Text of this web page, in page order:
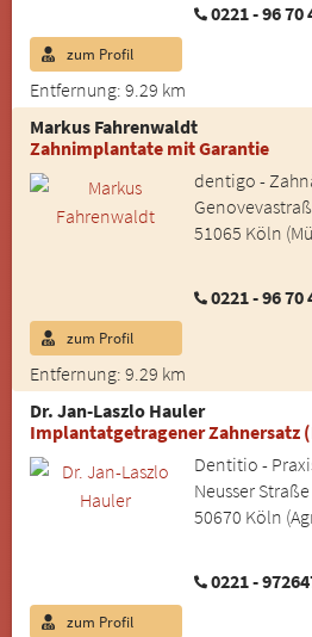
0221 - 96 70
Entfernung: 9.29 km
zum Profil
Markus Fahrenwaldt
Zahnimplantate mit Garantie
dentigo -
51065 Köln
0221 - 96 70
Entfernung: 9.29 km
zum Profil
Dr. Jan-Laszlo Hauler
Implantatgetragener Zahnersatz
Dentitio -
Neusser
50670 Köln
0221 -
zum Profil